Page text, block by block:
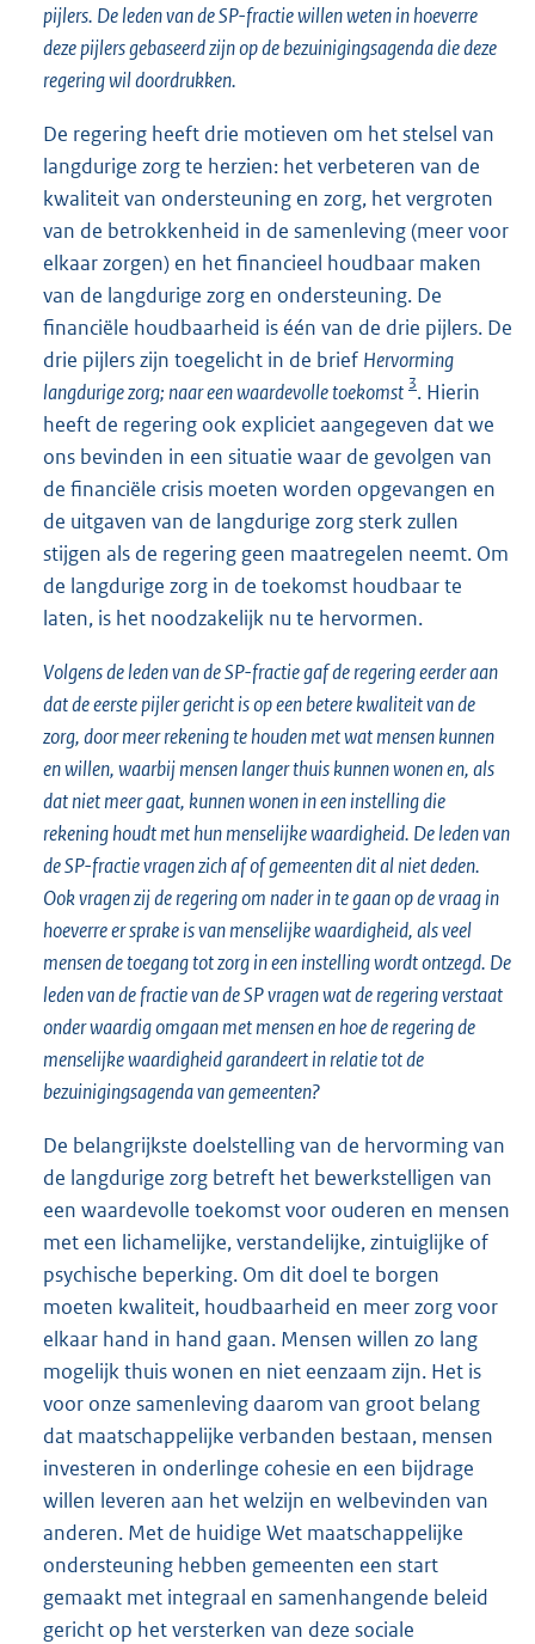
pijlers. De leden van de SP-fractie willen weten in hoeverre
deze pijlers gebaseerd zijn op de bezuinigingsagenda die deze
regering wil doordrukken.
De regering heeft drie motieven om het stelsel van
langdurige zorg te herzien: het verbeteren van de
kwaliteit van ondersteuning en zorg, het vergroten
van de betrokkenheid in de samenleving (meer voor
elkaar zorgen) en het financieel houdbaar maken
van de langdurige zorg en ondersteuning. De
financiële houdbaarheid is één van de drie pijlers. De
drie pijlers zijn toegelicht in de brief Hervorming
langdurige zorg; naar een waardevolle toekomst 3. Hierin
heeft de regering ook expliciet aangegeven dat we
ons bevinden in een situatie waar de gevolgen van
de financiële crisis moeten worden opgevangen en
de uitgaven van de langdurige zorg sterk zullen
stijgen als de regering geen maatregelen neemt. Om
de langdurige zorg in de toekomst houdbaar te
laten, is het noodzakelijk nu te hervormen.
Volgens de leden van de SP-fractie gaf de regering eerder aan
dat de eerste pijler gericht is op een betere kwaliteit van de
zorg, door meer rekening te houden met wat mensen kunnen
en willen, waarbij mensen langer thuis kunnen wonen en, als
dat niet meer gaat, kunnen wonen in een instelling die
rekening houdt met hun menselijke waardigheid. De leden van
de SP-fractie vragen zich af of gemeenten dit al niet deden.
Ook vragen zij de regering om nader in te gaan op de vraag in
hoeverre er sprake is van menselijke waardigheid, als veel
mensen de toegang tot zorg in een instelling wordt ontzegd. De
leden van de fractie van de SP vragen wat de regering verstaat
onder waardig omgaan met mensen en hoe de regering de
menselijke waardigheid garandeert in relatie tot de
bezuinigingsagenda van gemeenten?
De belangrijkste doelstelling van de hervorming van
de langdurige zorg betreft het bewerkstelligen van
een waardevolle toekomst voor ouderen en mensen
met een lichamelijke, verstandelijke, zintuiglijke of
psychische beperking. Om dit doel te borgen
moeten kwaliteit, houdbaarheid en meer zorg voor
elkaar hand in hand gaan. Mensen willen zo lang
mogelijk thuis wonen en niet eenzaam zijn. Het is
voor onze samenleving daarom van groot belang
dat maatschappelijke verbanden bestaan, mensen
investeren in onderlinge cohesie en een bijdrage
willen leveren aan het welzijn en welbevinden van
anderen. Met de huidige Wet maatschappelijke
ondersteuning hebben gemeenten een start
gemaakt met integraal en samenhangende beleid
gericht op het versterken van deze sociale